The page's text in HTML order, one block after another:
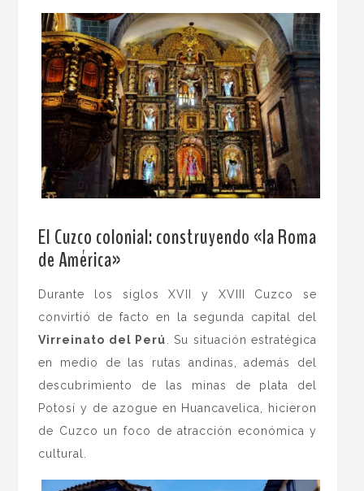
El Cuzco colonial: construyendo «la Roma
de América»
Durante los siglos XVII y XVIII Cuzco se
convirtió de facto en la segunda capital del
Virreinato del Perú . Su situación estratégica
en medio de las rutas andinas, además del
descubrimiento de las minas de plata del
Potosí y de azogue en Huancavelica, hicieron
de Cuzco un foco de atracción económica y
cultural.